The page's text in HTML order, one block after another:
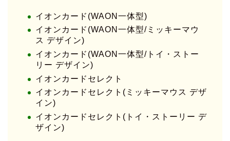
イオンカード(WAON一体型)
イオンカード(WAON一体型/ミッキーマウ
ス デザイン)
イオンカード(WAON一体型/トイ・ストー
リー デザイン)
イオンカードセレクト
イオンカードセレクト(ミッキーマウス デザ
イン)
イオンカードセレクト(トイ・ストーリー デ
ザイン)